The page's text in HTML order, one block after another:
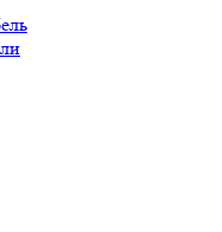
20
до